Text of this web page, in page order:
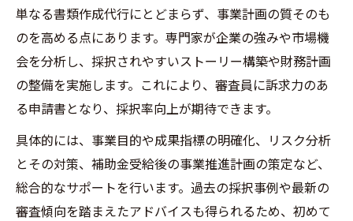
単なる書類作成代行にとどまらず、事業計画の質そのも
のを高める点にあります。専門家が企業の強みや市場機
会を分析し、採択されやすいストーリー構築や財務計画
の整備を実施します。これにより、審査員に訴求力のあ
る申請書となり、採択率向上が期待できます。
具体的には、事業目的や成果指標の明確化、リスク分析
とその対策、補助金受給後の事業推進計画の策定など、
総合的なサポートを行います。過去の採択事例や最新の
審査傾向を踏まえたアドバイスも得られるため、初めて